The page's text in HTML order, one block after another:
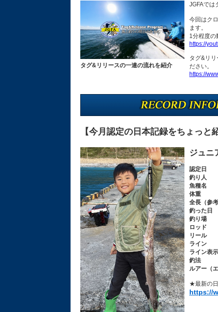
タグ&リリースの一連の流れを紹介
JGFAでは
今回はク
ます。
1分程度の
https://
タグ&リ
ださい。
https://
【今月認定の日本記録をちょっと
ジュニ
認定日
釣り人
魚種名
体重
全長（参
釣った日
釣り場
ロッド
リール
ライン
ライン表
釣法
ルアー（
★最新の
https://